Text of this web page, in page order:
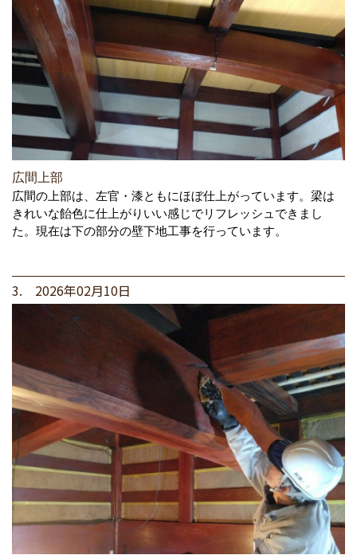
広間上部
広間の上部は、左官・漆ともにほぼ仕上がっています。梁は
きれいな飴色に仕上がりいい感じでリフレッシュできまし
た。現在は下の部分の壁下地工事を行っています。
3. 2026年02月10日